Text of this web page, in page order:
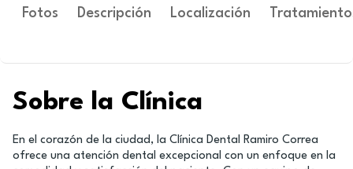
Fotos Descripción Localización
Sobre la Clínica
En el corazón de la ciudad, la Clínica Dental Ramiro Correa
ofrece una atención dental excepcional con un enfoque en la